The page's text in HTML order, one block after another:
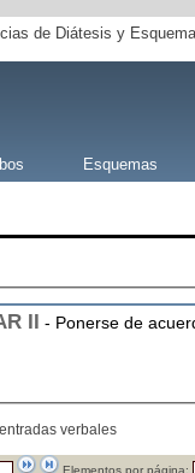
de Diátesis y
Esquemas
II - Ponerse de
verbales
Elementos por página: